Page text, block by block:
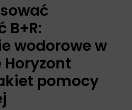
B+R:
wodorowe w
pomocy